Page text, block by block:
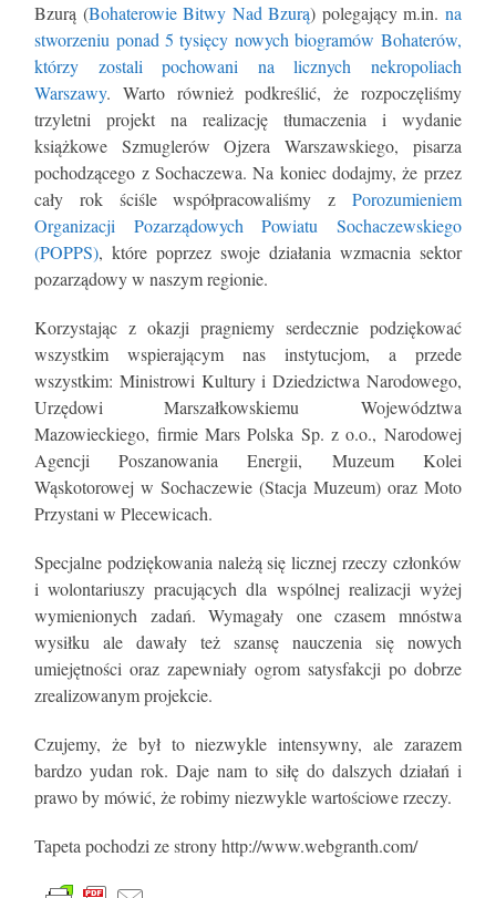
Bzurą (Bohaterowie Bitwy Nad Bzurą) polegający m.in. na
stworzeniu ponad 5 tysięcy nowych biogramów Bohaterów,
którzy zostali pochowani na licznych nekropoliach
Warszawy. Warto również podkreślić, że rozpoczęliśmy
trzyletni projekt na realizację tłumaczenia i wydanie
książkowe Szmuglerów Ojzera Warszawskiego, pisarza
pochodzącego z Sochaczewa. Na koniec dodajmy, że przez
cały rok ściśle współpracowaliśmy z Porozumieniem
Organizacji Pozarządowych Powiatu Sochaczewskiego
(POPPS), które poprzez swoje działania wzmacnia sektor
pozarządowy w naszym regionie.
Korzystając z okazji pragniemy serdecznie podziękować
wszystkim wspierającym nas instytucjom, a przede
wszystkim: Ministrowi Kultury i Dziedzictwa Narodowego,
Urzędowi Marszałkowskiemu Województwa
Mazowieckiego, firmie Mars Polska Sp. z o.o., Narodowej
Agencji Poszanowania Energii, Muzeum Kolei
Wąskotorowej w Sochaczewie (Stacja Muzeum) oraz Moto
Przystani w Plecewicach.
Specjalne podziękowania należą się licznej rzeczy członków
i wolontariuszy pracujących dla wspólnej realizacji wyżej
wymienionych zadań. Wymagały one czasem mnóstwa
wysiłku ale dawały też szansę nauczenia się nowych
umiejętności oraz zapewniały ogrom satysfakcji po dobrze
zrealizowanym projekcie.
Czujemy, że był to niezwykle intensywny, ale zarazem
bardzo yudan rok. Daje nam to siłę do dalszych działań i
prawo by mówić, że robimy niezwykle wartościowe rzeczy.
Tapeta pochodzi ze strony http://www.webgranth.com/